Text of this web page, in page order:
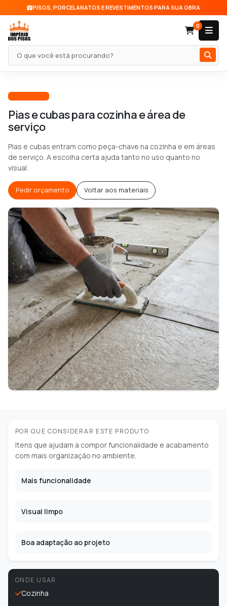
PISOS, PORCELANATOS E REVESTIMENTOS PARA SUA OBRA
Pesquisar produto
0
Pias e cubas para cozinha e área de
serviço
Pias e cubas entram como peça-chave na cozinha e em áreas
de serviço. A escolha certa ajuda tanto no uso quanto no
visual.
Pedir orçamento Voltar aos materiais
POR QUE CONSIDERAR ESTE PRODUTO
Itens que ajudam a compor funcionalidade e acabamento
com mais organização no ambiente.
Mais funcionalidade
Visual limpo
Boa adaptação ao projeto
ONDE USAR
Cozinha